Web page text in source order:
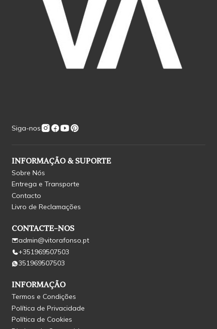
Siga-nos
INFORMAÇÃO & SUPORTE
Sobre Nós
Entrega e Transporte
Contacto
Livro de Reclamações
CONTACTE-NOS
admin@vitorafonso.pt
+351969507503
351969507503
INFORMAÇÃO
Termos e Condições
Política de Privacidade
Política de Cookies